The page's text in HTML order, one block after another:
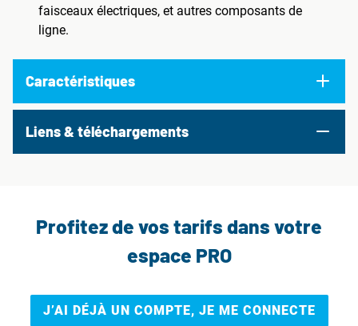
faisceaux électriques, et autres composants de
ligne.
Caractéristiques
Liens & téléchargements
Profitez de vos tarifs dans votre
espace PRO
J’AI DÉJÀ UN COMPTE, JE ME CONNECTE